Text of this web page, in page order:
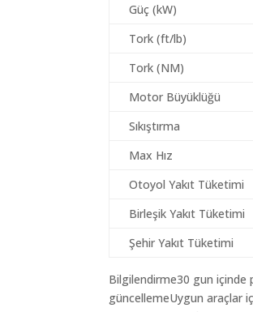
Güç (kW)
Tork (ft/lb)
Tork (NM)
Motor Büyüklüğü
Sıkıştırma
Max Hız
Otoyol Yakıt Tüketimi
Birleşik Yakıt Tüketimi
Şehir Yakıt Tüketimi
Bilgilendirme30 gun içinde
güncellemeUygun araçlar